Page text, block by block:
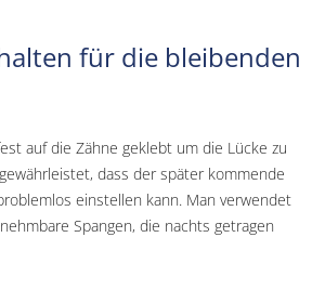
für die bleibenden
auf die Zähne geklebt um die Lücke zu
dass der später kommende
einstellen kann. Man verwendet
Spangen, die nachts getragen